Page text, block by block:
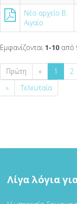
Νέο αρχείο Β.
Αιγαίο
Εμφανίζονται 1-10 από
Πρώτη « 1 2
»
Τελευταία
Λίγα λόγια